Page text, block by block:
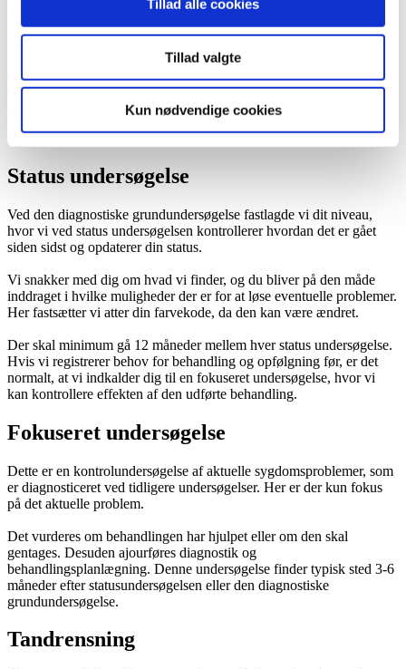
Tillad alle cookies
Tillad valgte
Kun nødvendige cookies
Udvidet diagnostisk grundundersøgelse
Denne undersøgelse dækker over samme beskrivelse som en
større kompleksitet i sygdomsbilledet forårsaget af andre sygdomme
i kroppen, der også kan ændre forholdene i mundhulen.
Behandlingsbehovet er her langt større, og
behandlingsplanlægningen langt mere kompliceret.
Status undersøgelse
Ved den diagnostiske grundundersøgelse fastlagde vi dit niveau,
hvor vi ved status undersøgelsen kontrollerer hvordan det er gået
siden sidst og opdaterer din status.
Vi snakker med dig om hvad vi finder, og du bliver på den måde
inddraget i hvilke muligheder der er for at løse eventuelle problemer.
Her fastsætter vi atter din farvekode, da den kan være ændret.
Der skal minimum gå 12 måneder mellem hver status undersøgelse.
Hvis vi registrerer behov for behandling og opfølgning før, er det
normalt, at vi indkalder dig til en fokuseret undersøgelse, hvor vi
kan kontrollere effekten af den udførte behandling.
Fokuseret undersøgelse
Dette er en kontrolundersøgelse af aktuelle sygdomsproblemer, som
er diagnosticeret ved tidligere undersøgelser. Her er der kun fokus
på det aktuelle problem.
Det vurderes om behandlingen har hjulpet eller om den skal
gentages. Desuden ajourføres diagnostik og
behandlingsplanlægning. Denne undersøgelse finder typisk sted 3-6
måneder efter statusundersøgelsen eller den diagnostiske
grundundersøgelse.
Tandrensning